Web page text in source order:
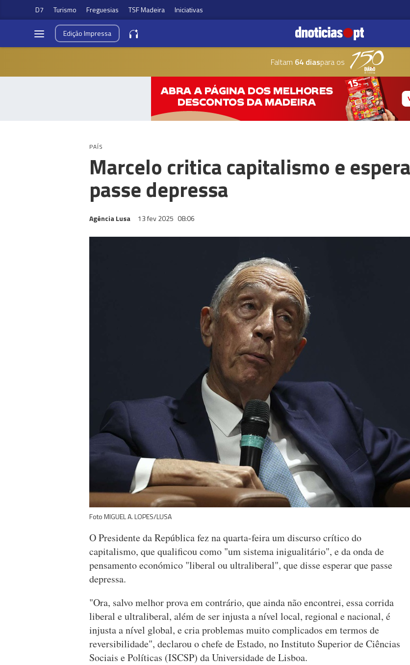
D7 Turismo Freguesias TSF Madeira Iniciativas
EdiçãoImpressa
Faltam 64 diaspara os
PAÍS
Marcelo critica capitalismo e
passe depressa
Agência Lusa 13 fev 2025 08:06
Foto MIGUEL A. LOPES/LUSA
O Presidente da República fez na quarta-feira um discurso crítico do
capitalismo, que qualificou como "um sistema inigualitário", e da onda de
pensamento económico "liberal ou ultraliberal", que disse esperar que passe
depressa.
"Ora, salvo melhor prova em contrário, que ainda não encontrei, essa corrida
liberal e ultraliberal, além de ser injusta a nível local, regional e nacional, é
injusta a nível global, e cria problemas muito complicados em termos de
reversibilidade", declarou o chefe de Estado, no Instituto Superior de Ciências
Sociais e Políticas (ISCSP) da Universidade de Lisboa.